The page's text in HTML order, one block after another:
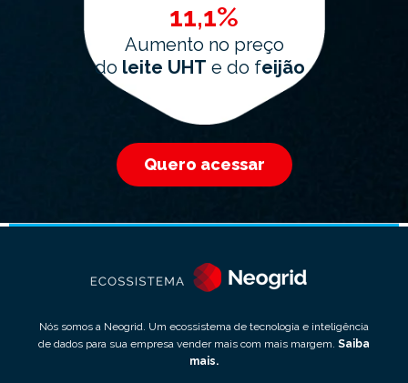
11,1%
Aumento no preço
do leite UHT e do feijão
Quero acessar
Nós somos a Neogrid. Um ecossistema de tecnologia e inteligência
de dados para sua empresa vender mais com mais margem. Saiba
mais.